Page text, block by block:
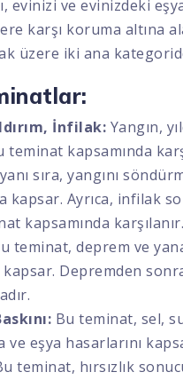
evinizi ve evinizdeki
karşı koruma altına
üzere iki ana
İnfilak: Yangın,
teminat kapsamında
sıra, yangını
kapsar. Ayrıca, infilak
kapsamında karşılanır.
teminat, deprem ve
kapsar. Depremden
Bu teminat, sel,
ve eşya hasarlarını
teminat, hırsızlık